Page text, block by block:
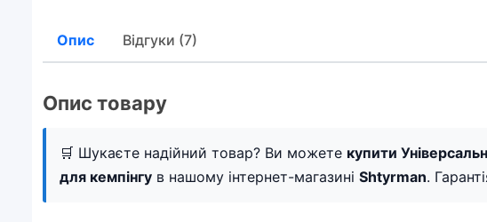
Опис Відгуки (7)
Опис товару
🛒 Шукаєте надійний товар? Ви можете купити
для кемпінгу в нашому інтернет-магазині Shtyrman.